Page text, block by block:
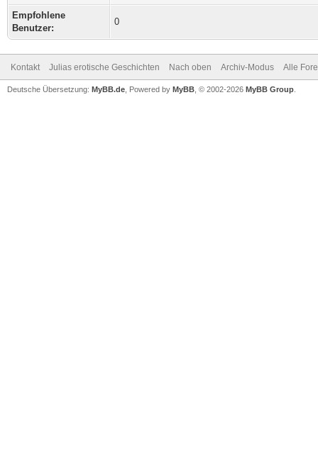
Empfohlene
Benutzer:
0
Kontakt Julias erotische Geschichten Nach oben Archiv-Modus Alle
Deutsche Übersetzung: MyBB.de , Powered by MyBB , © 2002-2026 MyBB Group